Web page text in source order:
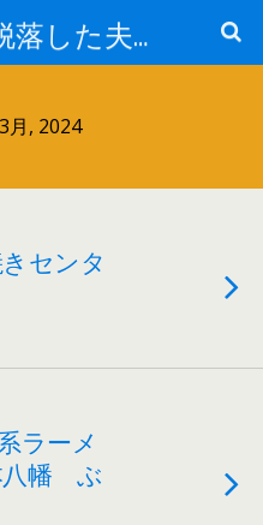
出世競争から脱落した夫と妻の日常
月, 2024
センタ
ラーメ
八幡 ぶ